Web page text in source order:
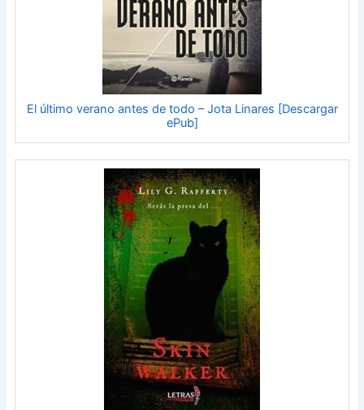
El último verano antes de todo – Jota Linares [Descargar
ePub]